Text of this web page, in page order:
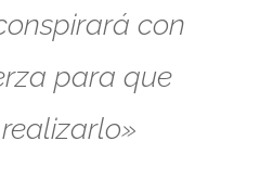
con
para que